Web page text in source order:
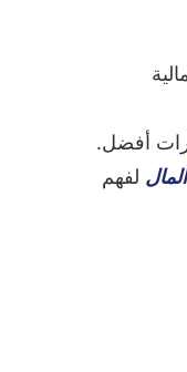
أفضل.
لفهم